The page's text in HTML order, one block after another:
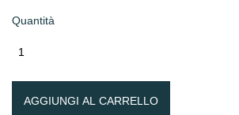
Quantità
AGGIUNGI AL CARRELLO